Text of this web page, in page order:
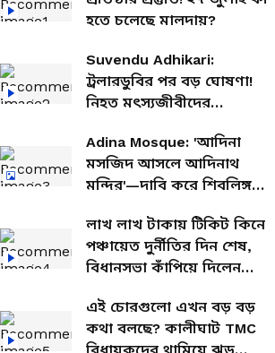
হতে চলেছে মালদায়?
Suvendu Adhikari:
ট্রলারডুবির পর বড় ঘোষণা!
নিহত মৎস্যজীবীদের
মুখ্যমন্ত্রী?
Adina Mosque: 'আদিনা
মসজিদ আসলে আদিনাথ
মন্দির'—দাবি করে শিবলিঙ্গ
ধর্মীয় শোভাযাত্রা
লাখ লাখ টাকায় টিকিট কিনে
পঞ্চায়েত দুর্নীতির দিন শেষ,
বিধানসভা কাঁপিয়ে দিলেন
এই চোরগুলো এখন বড় বড়
কথা বলছে? কালীঘাট TMC